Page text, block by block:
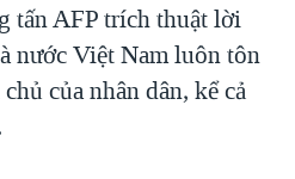
NAY
VIỆT NAM
tấn AFP trích thuật lời
nước Việt Nam luôn tôn
của nhân dân, kể cả